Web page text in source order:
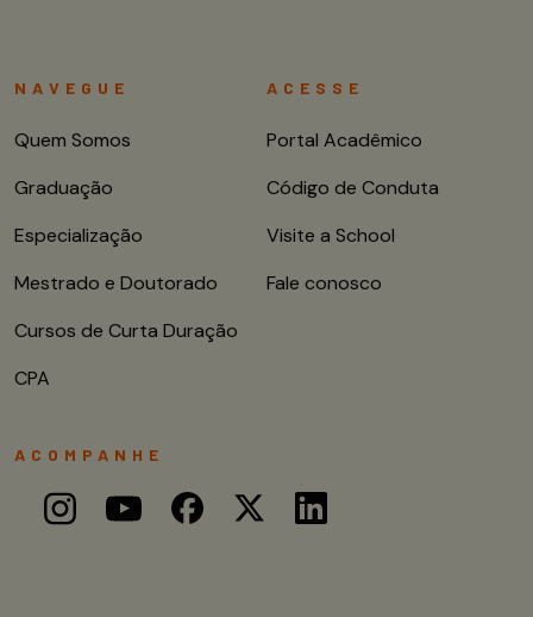
NAVEGUE
Quem Somos
Graduação
Especialização
Mestrado e Doutorado
Cursos de Curta Duração
CPA
ACESSE
Portal Acadêmico
Código de Conduta
Visite a School
Fale conosco
ACOMPANHE